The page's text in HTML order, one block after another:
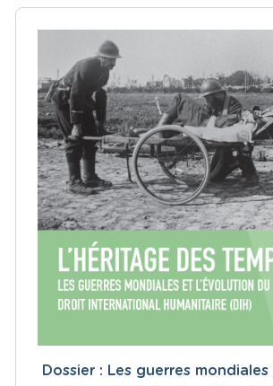
Dossier : Les guerres